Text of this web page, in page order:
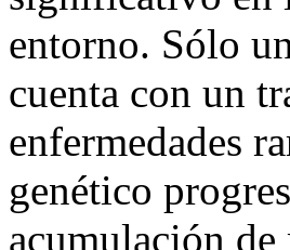
entorno. Sólo
cuenta con un
enfermedades
genético
acumulación